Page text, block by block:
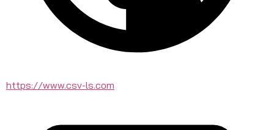
https://www.csv-ls.com